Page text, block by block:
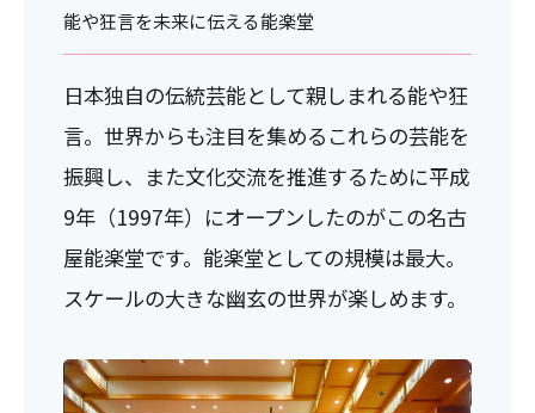
能や狂言を未来に伝える能楽堂
日本独自の伝統芸能として親しまれる能や狂
言。世界からも注目を集めるこれらの芸能を
振興し、また文化交流を推進するために平成
9年（1997年）にオープンしたのがこの名古
屋能楽堂です。能楽堂としての規模は最大。
スケールの大きな幽玄の世界が楽しめます。